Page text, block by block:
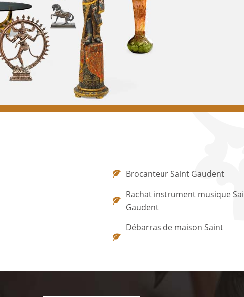
Brocanteur Saint Gaudent
Rachat instrument musique
Gaudent
Débarras de maison Saint